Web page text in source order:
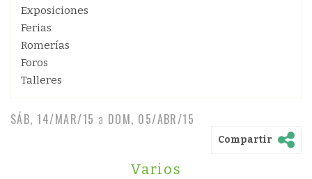
Exposiciones
Ferias
Romerías
Foros
Talleres
SÁB, 14/MAR/15 a DOM, 05/ABR/15
Compartir
Varios